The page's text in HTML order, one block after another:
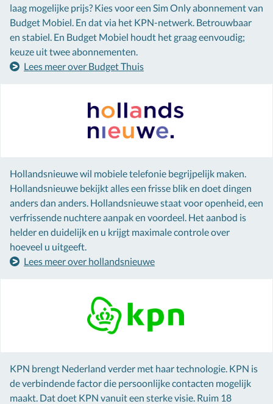
laag mogelijke prijs? Kies voor een Sim Only abonnement van
Budget Mobiel. En dat via het KPN-netwerk. Betrouwbaar
en stabiel. En Budget Mobiel houdt het graag eenvoudig;
keuze uit twee abonnementen.
Lees meer over Budget Thuis
Hollandsnieuwe wil mobiele telefonie begrijpelijk maken.
Hollandsnieuwe bekijkt alles een frisse blik en doet dingen
anders dan anders. Hollandsnieuwe staat voor openheid, een
verfrissende nuchtere aanpak en voordeel. Het aanbod is
helder en duidelijk en u krijgt maximale controle over
hoeveel u uitgeeft.
Lees meer over hollandsnieuwe
KPN brengt Nederland verder met haar technologie. KPN is
de verbindende factor die persoonlijke contacten mogelijk
maakt. Dat doet KPN vanuit een sterke visie. Ruim 18